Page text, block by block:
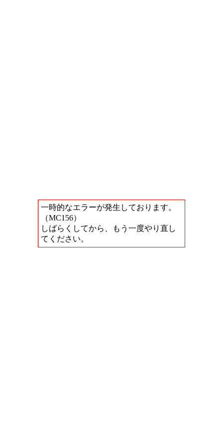
一時的なエラーが発生しております。
（MC156）
しばらくしてから、もう一度やり直し
てください。